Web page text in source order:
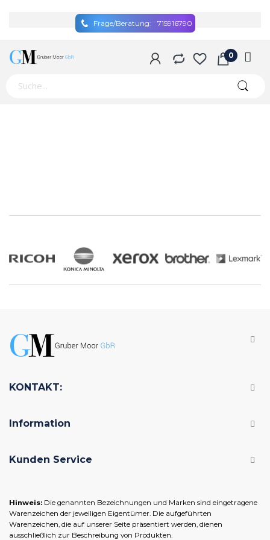
Frage/Beratung: 715916790
KONTAKT:
Information
Kunden Service
Hinweis: Die genannten Bezeichnungen und Marken sind eingetragene
Warenzeichen der jeweiligen Eigentümer. Die aufgeführten
Warenzeichen, die auf unserer Seite präsentiert werden, dienen
ausschließlich zur Beschreibung von Produkten.